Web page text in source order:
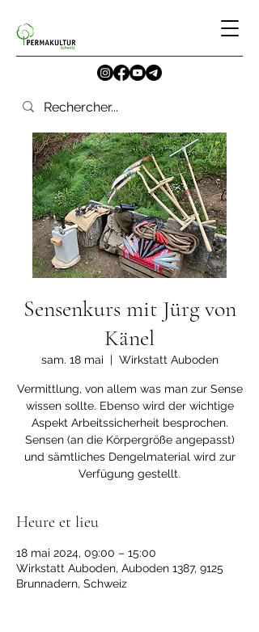
Sensenkurs mit Jürg von
Känel
sam. 18 mai
  |
Wirkstatt Auboden
Vermittlung, von allem was man zur Sense
wissen sollte. Ebenso wird der wichtige
Aspekt Arbeitssicherheit besprochen.
Sensen (an die Körpergröße angepasst)
und sämtliches Dengelmaterial wird zur
Verfügung gestellt.
Heure et lieu
18 mai 2024, 09:00 – 15:00
Wirkstatt Auboden, Auboden 1387, 9125
Brunnadern, Schweiz